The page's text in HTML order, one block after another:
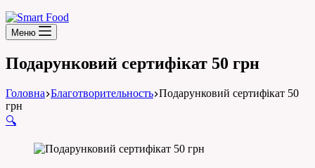
Меню
Подарунковий сертифікат 50 грн
Головна Благотворительность Подарунковий сертифікат 50
грн
🔍